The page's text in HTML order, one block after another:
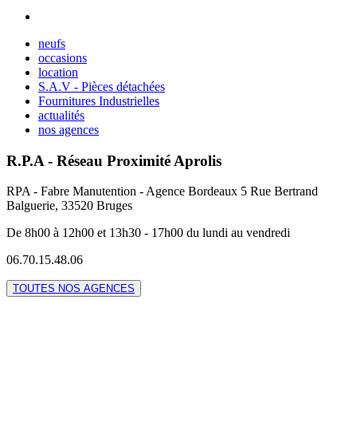
neufs
occasions
location
S.A.V - Pièces détachées
Fournitures Industrielles
actualités
nos agences
R.P.A - Réseau Proximité Aprolis
RPA - Fabre Manutention - Agence Bordeaux 5 Rue Bertrand
Balguerie, 33520 Bruges
De 8h00 à 12h00 et 13h30 - 17h00 du lundi au vendredi
06.70.15.48.06
TOUTES NOS AGENCES